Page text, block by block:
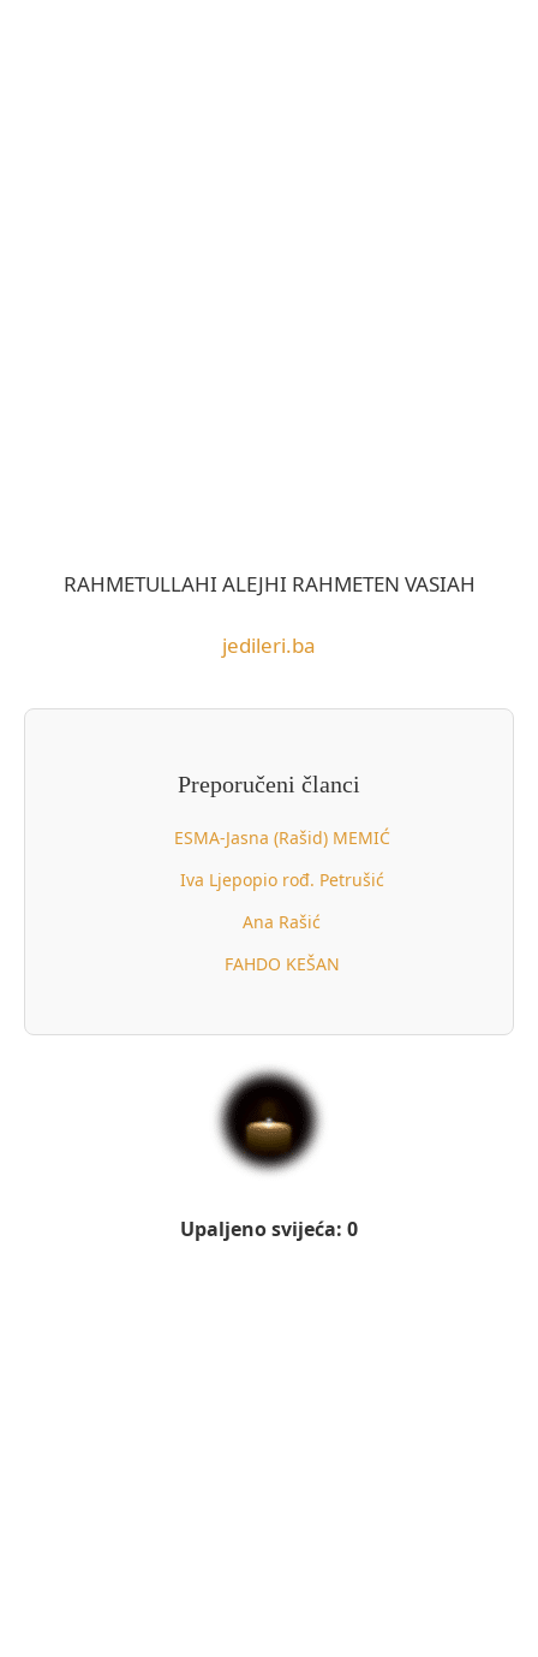
RAHMETULLAHI ALEJHI RAHMETEN VASIAH
jedileri.ba
Preporučeni članci
ESMA-Jasna (Rašid) MEMIĆ
Iva Ljepopio rođ. Petrušić
Ana Rašić
FAHDO KEŠAN
Upaljeno svijeća: 0